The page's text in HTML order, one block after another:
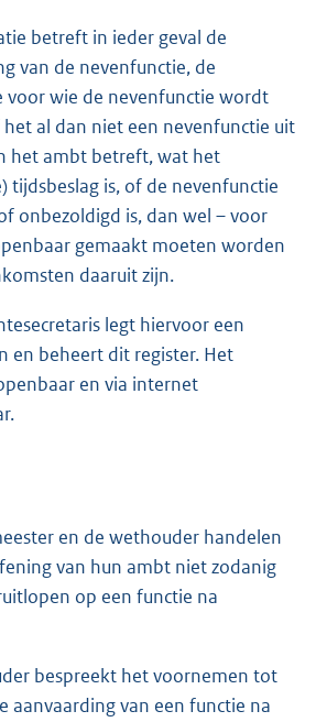
betreft in ieder geval de
van de nevenfunctie, de
voor wie de nevenfunctie wordt
al dan niet een nevenfunctie uit
het ambt betreft, wat het
tijdsbeslag is, of de nevenfunctie
onbezoldigd is, dan wel – voor
gemaakt moeten worden
daaruit zijn.
legt hiervoor een
en beheert dit register. Het
en via internet
en de wethouder handelen
van hun ambt niet zodanig
op een functie na
bespreekt het voornemen tot
aanvaarding van een functie na